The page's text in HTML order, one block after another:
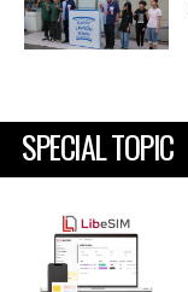
SPECIAL TOPIC